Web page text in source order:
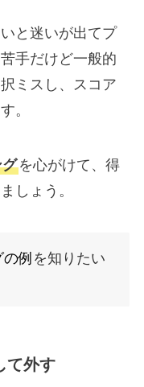
と迷いが出てプ
手だけど一般的
ミスし、スコア
。
を心がけて、得
しょう。
例 を知りたい
て外す